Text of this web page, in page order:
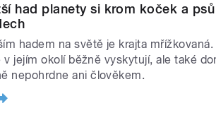
had planety si krom koček a
hadem na světě je krajta
v jejím okolí běžně vyskytují, ale také
nepohrdne ani člověkem.